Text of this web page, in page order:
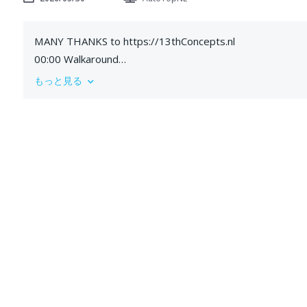
MANY THANKS to https://13thConcepts.nl
00:00 Walkaround
04:03 Engine
もっと見る